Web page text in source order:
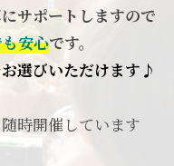
サポートしますので
安心です。
選びいただけます♪
時開催しています